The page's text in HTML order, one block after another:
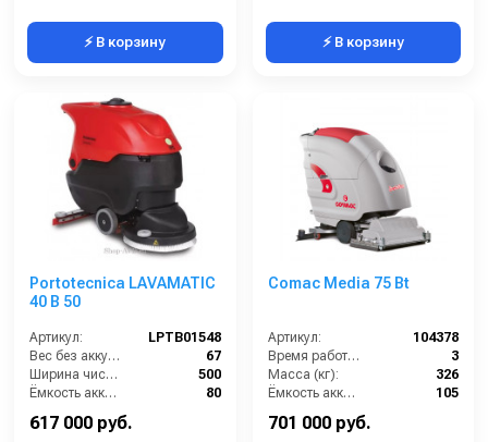
⚡ В корзину ⚡ В корзину
Portotecnica LAVAMATIC
40 B 50
Артикул:
LPTB01548
Вес без аккумуляторов (кг):
67
Ширина чистки щёток (мм):
500
Ёмкость аккумуляторов (Ач):
80
617 000 руб.
Comac Media 75 Bt
Артикул:
104378
Время работы (ч):
3
Масса (кг):
326
Ёмкость аккумуляторов (Ач):
105
701 000 руб.